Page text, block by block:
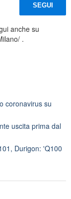
SEGUI
anche su
.
coronavirus su
uscita prima dal
Durigon: 'Q100